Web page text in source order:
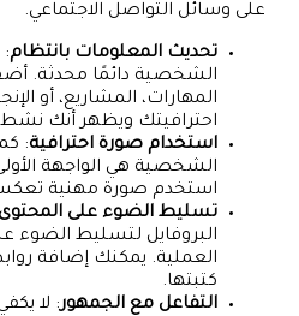
على وسائل التواصل الاجتماعي.
تحديث المعلومات بانتظام:
الشخصية دائمًا محدثة.
المهارات، المشاريع، أو
احترافيتك ويظهر أنك
استخدام صورة احترافية:
الشخصية هي الواجهة
استخدم صورة مهنية
تسليط الضوء على المحتوى
البروفايل لتسليط الضوء
العملية. يمكنك إضافة
كتبتها.
التفاعل مع الجمهور: لا